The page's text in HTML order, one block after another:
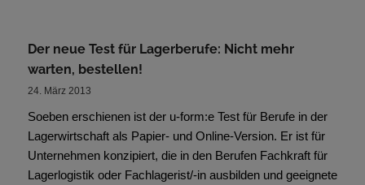
Der neue Test für Lagerberufe: Nicht mehr
warten, bestellen!
24. März 2013
Soeben erschienen ist der u-form:e Test für Berufe in der
Lagerwirtschaft als Papier- und Online-Version. Er ist für
Unternehmen konzipiert, die in den Berufen Fachkraft für
Lagerlogistik oder Fachlagerist/-in ausbilden und geeignete